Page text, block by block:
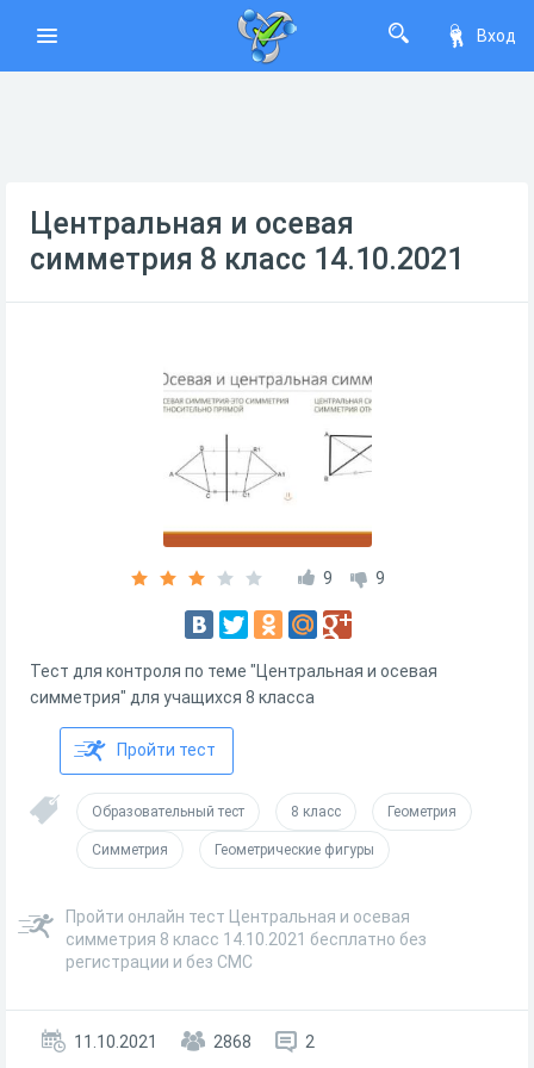
Вход
Центральная и осевая
симметрия 8 класс 14.10.2021
9 9
Тест для контроля по теме "Центральная и осевая
симметрия" для учащихся 8 класса
Пройти тест
Образовательный тест 8 класс Геометрия
Симметрия Геометрические фигуры
Пройти онлайн тест Центральная и осевая
симметрия 8 класс 14.10.2021 бесплатно без
регистрации и без СМС
11.10.2021 2868 2